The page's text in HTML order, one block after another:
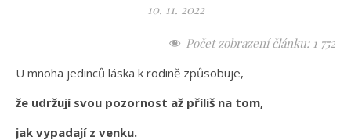
10. 11. 2022
Počet zobrazení článku: 1 752
U mnoha jedinců láska k rodině způsobuje,
že udržují svou pozornost až příliš na tom,
jak vypadají z venku.